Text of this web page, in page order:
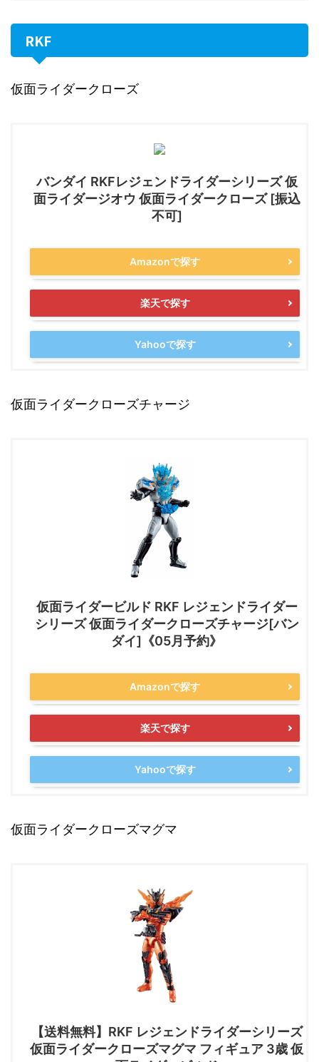
RKF
仮面ライダークローズ
バンダイ RKFレジェンドライダーシリーズ 仮
面ライダージオウ 仮面ライダークローズ [振込
不可]
Amazonで探す
楽天で探す
Yahooで探す
仮面ライダークローズチャージ
仮面ライダービルド RKF レジェンドライダー
シリーズ 仮面ライダークローズチャージ[バン
ダイ]《05月予約》
Amazonで探す
楽天で探す
Yahooで探す
仮面ライダークローズマグマ
【送料無料】RKF レジェンドライダーシリーズ
仮面ライダークローズマグマ フィギュア 3歳 仮